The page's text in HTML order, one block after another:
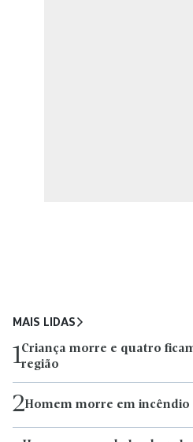
MAIS LIDAS
1Criança morre e quatro
região
2Homem morre em incêndio